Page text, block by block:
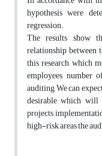
hypothesis were
regression.
The results show
relationship between
this research, which
employees, number
auditing, We can
desirable which
projects
high-risk areas the